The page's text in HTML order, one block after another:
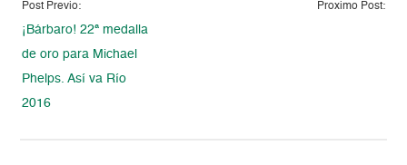
Post Previo:
¡Bárbaro! 22ª medalla
de oro para Michael
Phelps. Así va Río
2016
Proximo Post: